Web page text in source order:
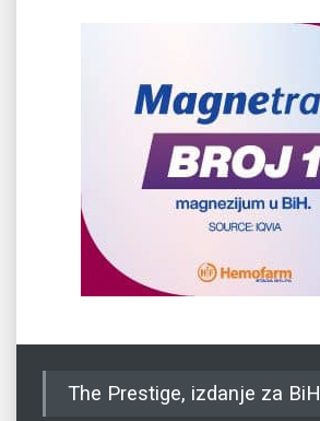
The Prestige, izdanje za BiH